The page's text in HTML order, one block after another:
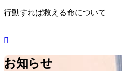
行動すれば救える命について
お知らせ